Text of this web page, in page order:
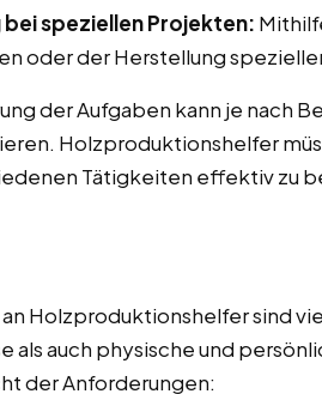
speziellen Projekten:
oder der Herstellung
der Aufgaben kann je nach
Holzproduktionshelfer
Tätigkeiten effektiv zu
Holzproduktionshelfer sind
als auch physische und
der Anforderungen: